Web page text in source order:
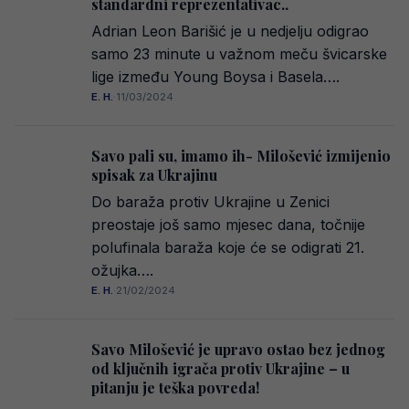
standardni reprezentativac..
Adrian Leon Barišić je u nedjelju odigrao
samo 23 minute u važnom meču švicarske
lige između Young Boysa i Basela….
E. H.·11/03/2024
Savo pali su, imamo ih- Milošević izmijenio
spisak za Ukrajinu
Do baraža protiv Ukrajine u Zenici
preostaje još samo mjesec dana, točnije
polufinala baraža koje će se odigrati 21.
ožujka….
E. H.·21/02/2024
Savo Milošević je upravo ostao bez jednog
od ključnih igrača protiv Ukrajine – u
pitanju je teška povreda!